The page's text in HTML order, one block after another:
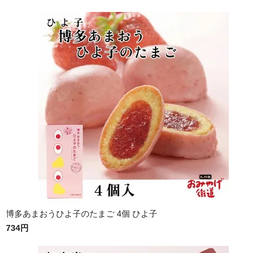
博多あまおうひよ子のたまご 4個 ひよ子
734円